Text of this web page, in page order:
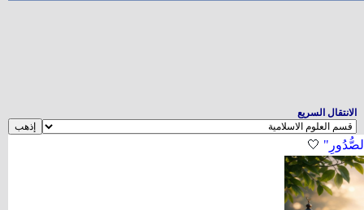
الانتقال السريع
🤍